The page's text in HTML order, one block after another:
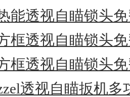
能透视自瞄锁头
框透视自瞄锁头
框透视自瞄锁头
透视自瞄扳机